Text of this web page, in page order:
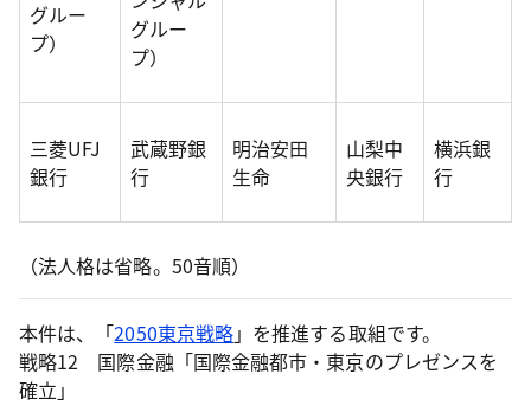
グルー
プ）
グルー
プ）
三菱UFJ
銀行
武蔵野銀
行
明治安田
生命
山梨中
央銀行
横浜銀
行
（法人格は省略。50音順）
本件は、「2050東京戦略」を推進する取組です。
戦略12 国際金融「国際金融都市・東京のプレゼンスを
確立」